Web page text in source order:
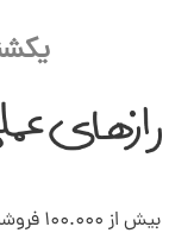
بیش